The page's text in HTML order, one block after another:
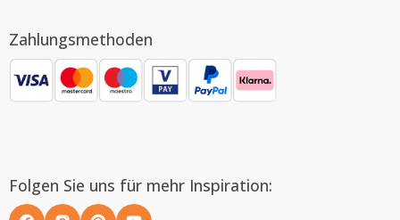
Zahlungsmethoden
Folgen Sie uns für mehr Inspiration: